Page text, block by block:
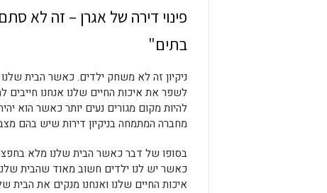
פינוי דירה של אגרן – זה לא סתם
בתים"
ניקיון זה לא משחק ילדים. כאשר הבית
לשפר את איכות החיים שלנו אנחנו חייבים
להיות מקום מגורים נעים יותר כאשר הוא
מחברה המתמחה בניקיון דירות שיש בהם
בסופו של דבר כאשר הבית שלנו מלא
כאשר יש לנו ילדים חשוב מאוד שהבית
איכות החיים שלנו ואנחנו מנקים את הבית